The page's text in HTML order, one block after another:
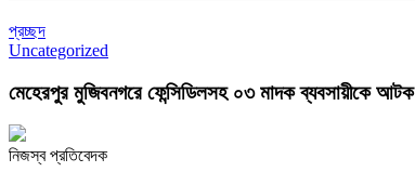
প্রচ্ছদ
Uncategorized
মেহেরপুর মুজিবনগরে ফেন্সিডিলসহ ০৩ মাদক ব্যবসায়ীকে আটক
নিজস্ব প্রতিবেদক